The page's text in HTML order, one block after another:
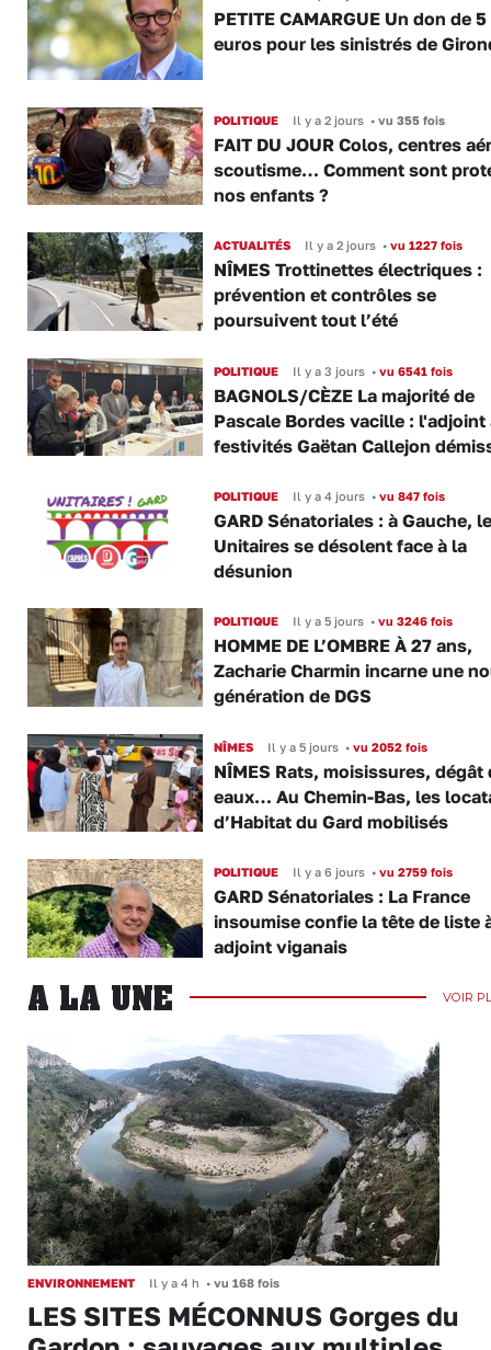
PETITE CAMARGUE Un don de
euros pour les sinistrés de
POLITIQUE Il y a 2 jours •vu 355 fois
FAIT DU JOUR Colos, centres
scoutisme… Comment sont
nos enfants ?
ACTUALITÉS Il y a 2 jours •vu 1227 fois
NÎMES Trottinettes électriques :
prévention et contrôles se
poursuivent tout l’été
POLITIQUE Il y a 3 jours •vu 6541 fois
BAGNOLS/CÈZE La majorité de
Pascale Bordes vacille : l'adjoint
festivités Gaëtan Callejon
POLITIQUE Il y a 4 jours •vu 847 fois
GARD Sénatoriales : à Gauche,
Unitaires se désolent face à la
désunion
POLITIQUE Il y a 5 jours •vu 3246 fois
HOMME DE L’OMBRE À 27 ans,
Zacharie Charmin incarne une
génération de DGS
NÎMES Il y a 5 jours •vu 2052 fois
NÎMES Rats, moisissures, dégât
eaux… Au Chemin-Bas, les
d’Habitat du Gard mobilisés
POLITIQUE Il y a 6 jours •vu 2759 fois
GARD Sénatoriales : La France
insoumise confie la tête de liste
adjoint viganais
A LA UNE VOIR
ENVIRONNEMENT Il y a 4 h • vu 168 fois
LES SITES MÉCONNUS Gorges du